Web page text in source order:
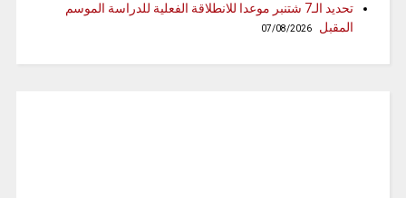
تحديد الـ7 شتنبر موعدا للانطلاقة الفعلية للدراسة الموسم
المقبل
07/08/2026